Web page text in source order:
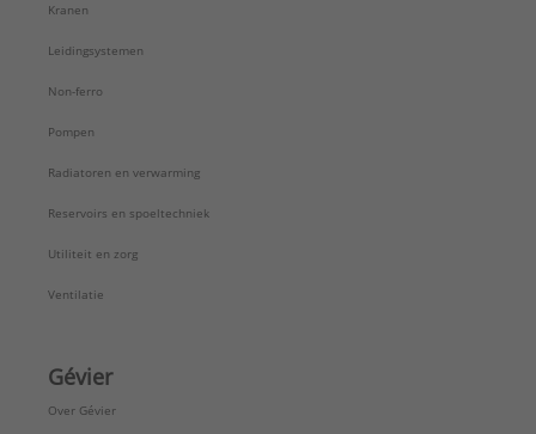
Kranen
Leidingsystemen
Non-ferro
Pompen
Radiatoren en verwarming
Reservoirs en spoeltechniek
Utiliteit en zorg
Ventilatie
Gévier
Over Gévier